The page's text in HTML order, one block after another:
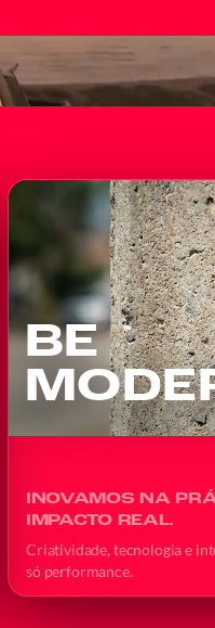
BE
INOVAMOS NA
IMPACTO REAL.
Criatividade, tecnologia e
só performance.